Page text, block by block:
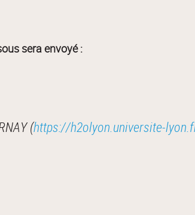
sera envoyé :
Je vous recommande cette page : Antoine VERNAY (https://h2olyon.universite-